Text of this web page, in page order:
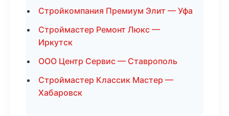
Стройкомпания Премиум Элит — Уфа
Строймастер Ремонт Люкс —
Иркутск
ООО Центр Сервис — Ставрополь
Строймастер Классик Мастер —
Хабаровск